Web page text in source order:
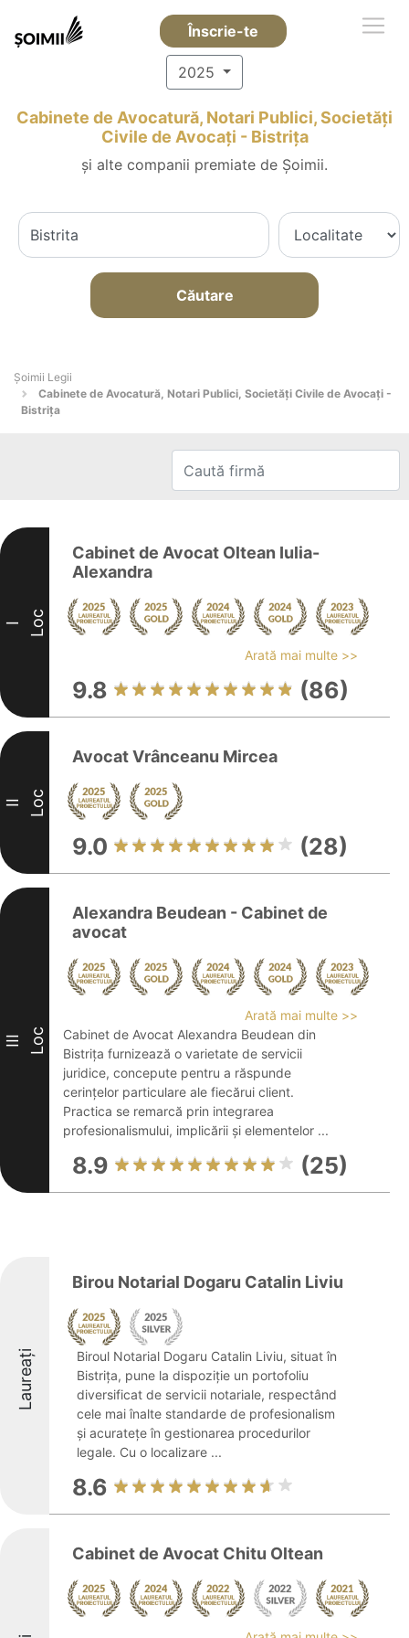
Înscrie-te
2025
Cabinete de Avocatură, Notari Publici, Societăți
Civile de Avocați - Bistriţa
și alte companii premiate de Șoimii.
Căutare
Șoimii Legii
Cabinete de Avocatură, Notari Publici, Societăți Civile de Avocați -
Bistriţa
I Loc
Cabinet de Avocat Oltean Iulia-
Alexandra
Arată mai multe >>
9.8 (86)
II Loc
Avocat Vrânceanu Mircea
9.0 (28)
III Loc
Alexandra Beudean - Cabinet de
avocat
Arată mai multe >>
Cabinet de Avocat Alexandra Beudean din
Bistrița furnizează o varietate de servicii
juridice, concepute pentru a răspunde
cerințelor particulare ale fiecărui client.
Practica se remarcă prin integrarea
profesionalismului, implicării și elementelor ...
8.9 (25)
Laureați
Birou Notarial Dogaru Catalin Liviu
Biroul Notarial Dogaru Catalin Liviu, situat în
Bistrița, pune la dispoziție un portofoliu
diversificat de servicii notariale, respectând
cele mai înalte standarde de profesionalism
și acuratețe în gestionarea procedurilor
legale. Cu o localizare ...
8.6
Cabinet de Avocat Chitu Oltean